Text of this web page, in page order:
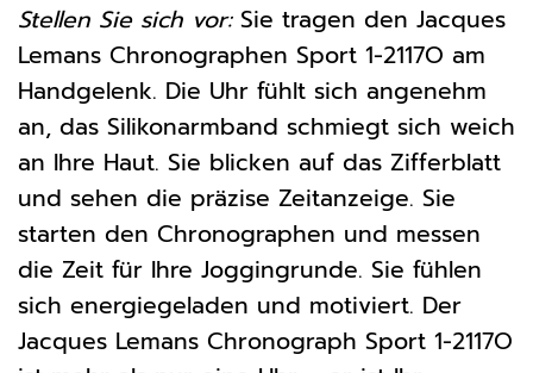
Stellen Sie sich vor:Sie tragen den Jacques
Lemans Chronographen Sport 1-2117O am
Handgelenk. Die Uhr fühlt sich angenehm
an, das Silikonarmband schmiegt sich weich
an Ihre Haut. Sie blicken auf das Zifferblatt
und sehen die präzise Zeitanzeige. Sie
starten den Chronographen und messen
die Zeit für Ihre Joggingrunde. Sie fühlen
sich energiegeladen und motiviert. Der
Jacques Lemans Chronograph Sport 1-2117O